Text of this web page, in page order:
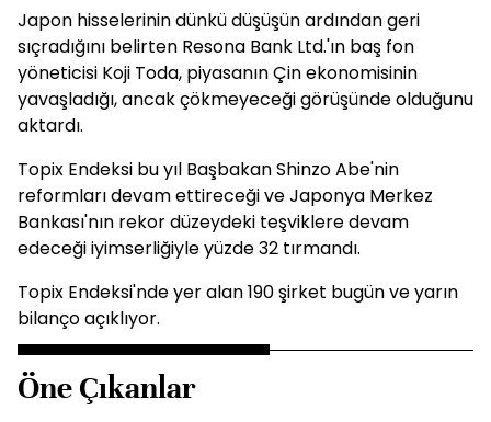
Japon hisselerinin dünkü düşüşün ardından geri
sıçradığını belirten Resona Bank Ltd.'ın baş fon
yöneticisi Koji Toda, piyasanın Çin ekonomisinin
yavaşladığı, ancak çökmeyeceği görüşünde olduğunu
aktardı.
Topix Endeksi bu yıl Başbakan Shinzo Abe'nin
reformları devam ettireceği ve Japonya Merkez
Bankası'nın rekor düzeydeki teşviklere devam
edeceği iyimserliğiyle yüzde 32 tırmandı.
Topix Endeksi'nde yer alan 190 şirket bugün ve yarın
bilanço açıklıyor.
Öne Çıkanlar